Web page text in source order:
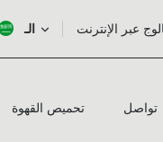
عبر الإنترنت
تحميص القهوة تواصل